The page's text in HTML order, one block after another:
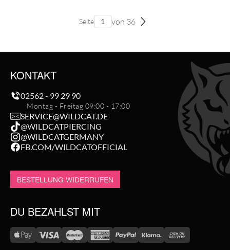
Seite von 36
KONTAKT
02562 - 99 29 90
Montag - Freitag 09:00 - 17:00
SERVICE@WILDCAT.DE
@WILDCATPIERCING
@WILDCATGERMANY
FB.COM/WILDCATOFFICIAL
BESTELLUNG WIDERRUFEN
DU BEZAHLST MIT